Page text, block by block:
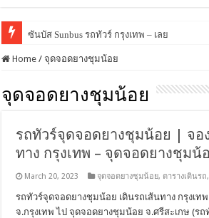
ซันบัส Sunbus รถทัวร์ กรุงเทพ – เลย
Home / จุดจอดยางชุมน้อย
จุดจอดยางชุมน้อย
รถทัวร์จุดจอดยางชุมน้อย | จอ
ทาง กรุงเทพ – จุดจอดยางชุมน้
March 20, 2023 จุดจอดยางชุมน้อย, ตารางเดินรถ,
รถทัวร์จุดจอดยางชุมน้อย เดินรถเส้นทาง กรุงเท
จ.กรุงเทพ ไป จุดจอดยางชุมน้อย จ.ศรีสะเกษ (ร